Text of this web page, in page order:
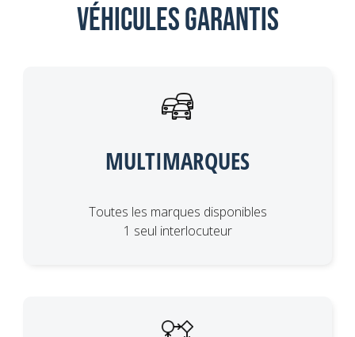
Véhicules garantis
MULTIMARQUES
Toutes les marques disponibles
1 seul interlocuteur